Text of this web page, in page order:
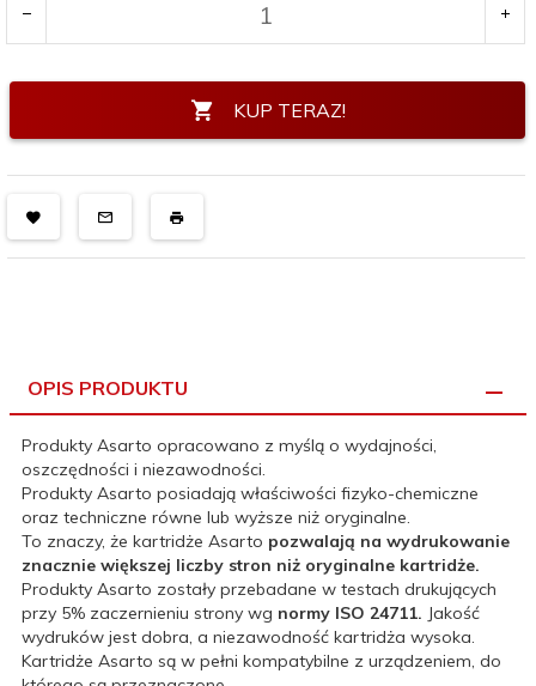
KUP TERAZ!
OPIS PRODUKTU
Produkty Asarto opracowano z myślą o wydajności,
oszczędności i niezawodności.
Produkty Asarto posiadają właściwości fizyko-chemiczne
oraz techniczne równe lub wyższe niż oryginalne.
To znaczy, że kartridże Asarto pozwalają na wydrukowanie
znacznie większej liczby stron niż oryginalne kartridże.
Produkty Asarto zostały przebadane w testach drukujących
przy 5% zaczernieniu strony wg normy ISO 24711. Jakość
wydruków jest dobra, a niezawodność kartridża wysoka.
Kartridże Asarto są w pełni kompatybilne z urządzeniem, do